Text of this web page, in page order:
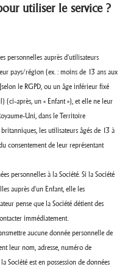
utiliser le service ?
personnelles auprès d'utilisateurs
pays/région (ex. : moins de 13 ans aux
le RGPD, ou un âge inférieur fixé
(ci-après, un « Enfant »), et elle ne leur
Uni, dans le Territoire
les utilisateurs âgés de 13 à
consentement de leur représentant
personnelles à la Société. Si la Société
auprès d'un Enfant, elle les
pense que la Société détient des
immédiatement.
aucune donnée personnelle de
leur nom, adresse, numéro de
Société est en possession de données